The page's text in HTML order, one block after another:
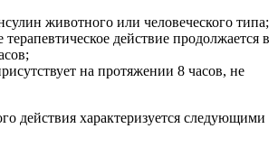
животного или человеческого типа;
действие продолжается в
на протяжении 8 часов, не
действия характеризуется следующими